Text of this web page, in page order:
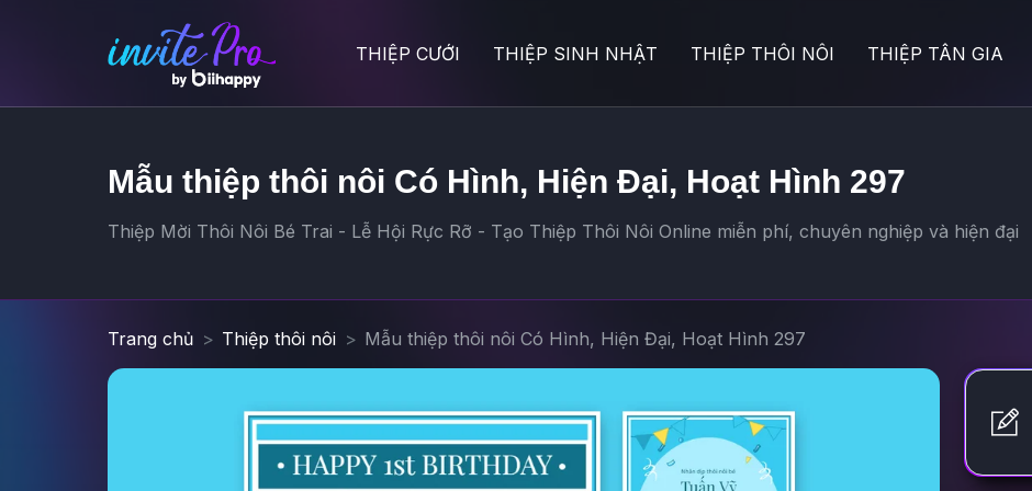
THIỆP CƯỚI THIỆP SINH NHẬT THIỆP THÔI NÔI THIỆP TÂN GIA
Mẫu thiệp thôi nôi Có Hình, Hiện Đại, Hoạt Hình 297
Thiệp Mời Thôi Nôi Bé Trai - Lễ Hội Rực Rỡ - Tạo Thiệp Thôi Nôi Online miễn phí, chuyên nghiệp và hiện đại
Trang chủ Thiệp thôi nôi Mẫu thiệp thôi nôi Có Hình, Hiện Đại, Hoạt Hình 297